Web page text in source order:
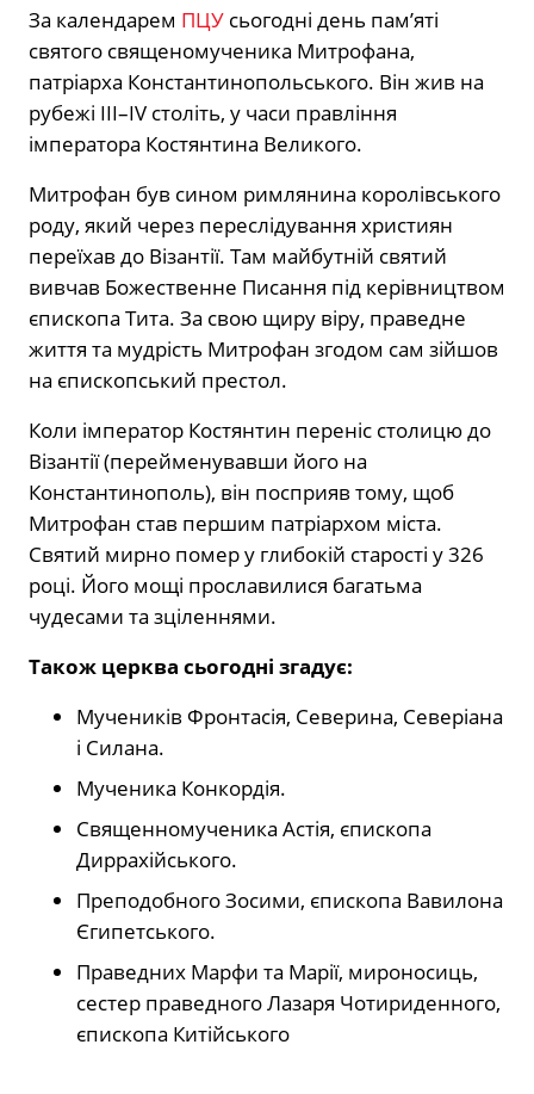
За календарем ПЦУ сьогодні день пам’яті
святого священомученика Митрофана,
патріарха Константинопольського. Він жив на
рубежі III–IV століть, у часи правління
імператора Костянтина Великого.
Митрофан був сином римлянина королівського
роду, який через переслідування християн
переїхав до Візантії. Там майбутній святий
вивчав Божественне Писання під керівництвом
єпископа Тита. За свою щиру віру, праведне
життя та мудрість Митрофан згодом сам зійшов
на єпископський престол.
Коли імператор Костянтин переніс столицю до
Візантії (перейменувавши його на
Константинополь), він посприяв тому, щоб
Митрофан став першим патріархом міста.
Святий мирно помер у глибокій старості у 326
році. Його мощі прославилися багатьма
чудесами та зціленнями.
Також церква сьогодні згадує:
Мучеників Фронтасія, Северина, Северіана
і Силана.
Мученика Конкордія.
Священномученика Астія, єпископа
Диррахійського.
Преподобного Зосими, єпископа Вавилона
Єгипетського.
Праведних Марфи та Марії, мироносиць,
сестер праведного Лазаря Чотириденного,
єпископа Китійського